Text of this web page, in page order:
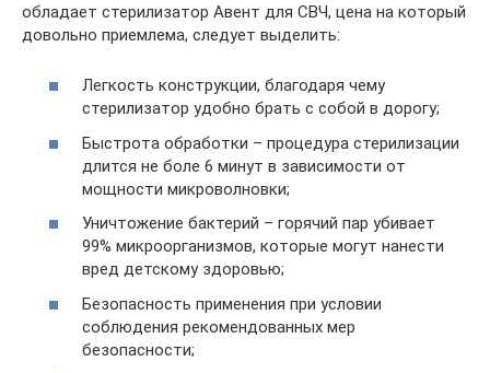
обладает стерилизатор Авент для СВЧ, цена на который
довольно приемлема, следует выделить:
Легкость конструкции, благодаря чему
стерилизатор удобно брать с собой в дорогу;
Быстрота обработки – процедура стерилизации
длится не боле 6 минут в зависимости от
мощности микроволновки;
Уничтожение бактерий – горячий пар убивает
99% микроорганизмов, которые могут нанести
вред детскому здоровью;
Безопасность применения при условии
соблюдения рекомендованных мер
безопасности;